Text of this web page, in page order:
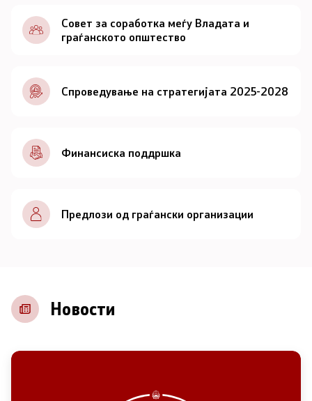
Документи
Совет
За советот
Документи
Записници и дневни редови од седниците на
Советот
Контакт
Совет за соработка меѓу Владата и
граѓанското општество
Спроведување на стратегијата 2025-2028
Финансиска поддршка
Предлози од граѓански организации
Новости